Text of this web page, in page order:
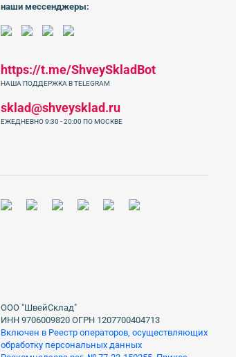
наши мессенджеры:
https://t.me/ShveySkladBot
НАША ПОДДЕРЖКА В TELEGRAM
sklad@shveysklad.ru
ЕЖЕДНЕВНО 9:30 - 20:00 ПО МОСКВЕ
ООО "ШвейСклад"
ИНН 9706009820 ОГРН 1207700404713
Включен в Реестр операторов, осуществляющих
обработку персональных данных